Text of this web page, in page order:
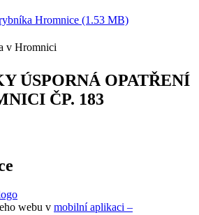
Hromnice (1.53 MB)
ÚSPORNÁ OPATŘENÍ
ČP. 183
webu v mobilní aplikaci –